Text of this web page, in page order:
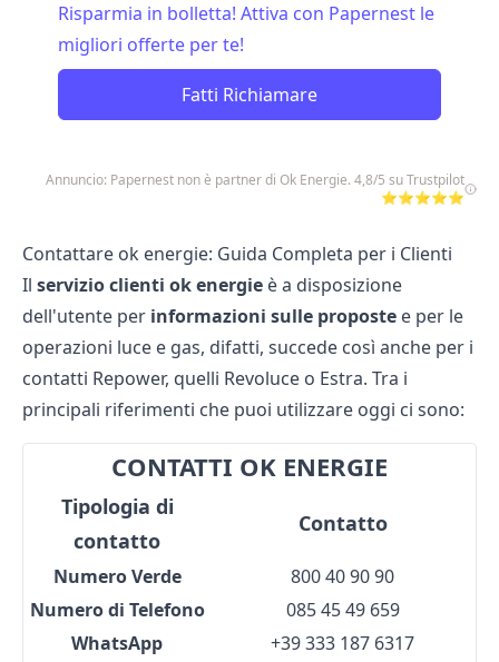
Risparmia in bolletta! Attiva con Papernest le
migliori offerte per te!
Fatti Richiamare
Annuncio: Papernest non è partner di Ok Energie. 4,8/5 su Trustpilot
⭐⭐⭐⭐⭐
Contattare ok energie: Guida Completa per i Clienti
Il servizio clienti ok energie è a disposizione
dell'utente per informazioni sulle proposte e per le
operazioni luce e gas, difatti, succede così anche per i
contatti Repower, quelli Revoluce o Estra. Tra i
principali riferimenti che puoi utilizzare oggi ci sono:
CONTATTI OK ENERGIE
Tipologia di
contatto
Contatto
Numero Verde
800 40 90 90
Numero di Telefono
085 45 49 659
WhatsApp
+39 333 187 6317